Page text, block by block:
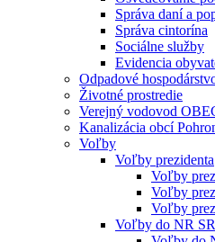
Správa daní a
Správa cintorína
Sociálne služby
Evidencia
Odpadové
Životné prostredie
Verejný vodovod
Kanalizácia obcí
Voľby
Voľby prezidenta
Voľby
Voľby
Voľby
Voľby do NR SR